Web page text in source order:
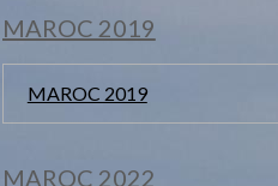
MAROC 2019
MAROC 2019
MAROC 2022